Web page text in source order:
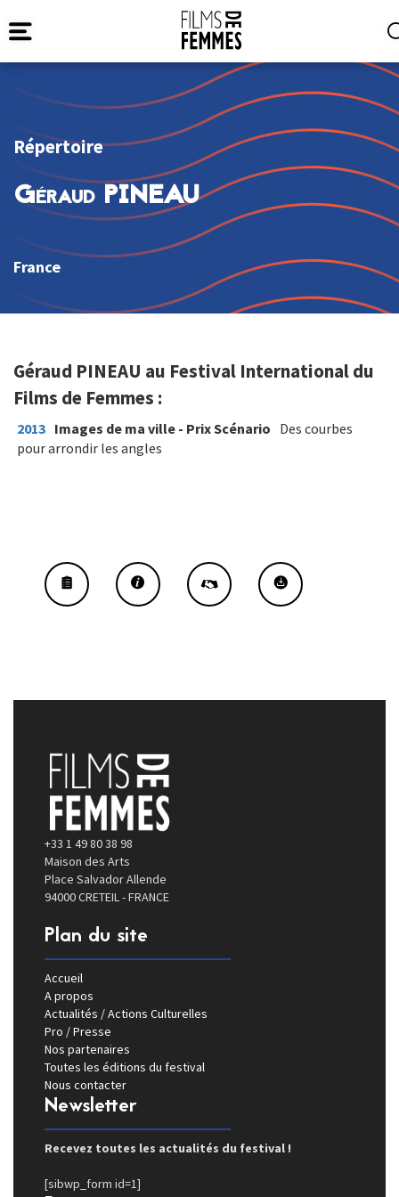
Répertoire
Géraud PINEAU
France
Géraud PINEAU au Festival International du
Films de Femmes :
2013 Images de ma ville - Prix Scénario Des courbes
pour arrondir les angles
+33 1 49 80 38 98
Maison des Arts
Place Salvador Allende
94000 CRETEIL - FRANCE
Plan du site
Accueil
A propos
Actualités / Actions Culturelles
Pro / Presse
Nos partenaires
Toutes les éditions du festival
Nous contacter
Newsletter
Recevez toutes les actualités du festival !
[sibwp_form id=1]